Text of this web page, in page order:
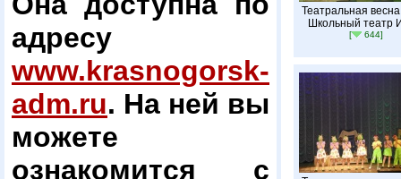
адресу
www.krasnogorsk-
adm.ru. На ней вы
можете
ознакомится с
Театральная
Школьный театр
[ 644]